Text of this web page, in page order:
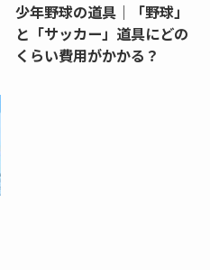
少年野球の道具｜「野球」
と「サッカー」道具にどの
くらい費用がかかる？